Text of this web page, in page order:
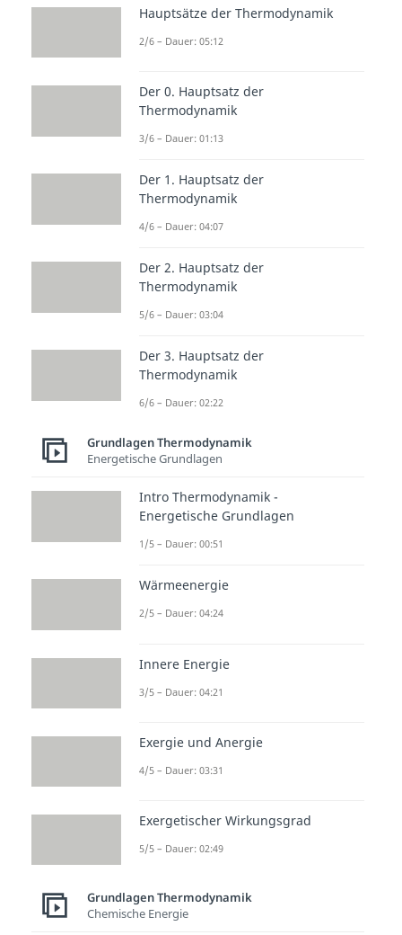
Grundlagen
Thermodynamik
Thermodynamik II
Dauer: 01:22
Gemische - Grundlagen
Gemische - Zustandsgrößen
Feuchte Luft - Grundlagen
Dauer: 04:26
Feuchte Luft - Zustandsgrößen
Dauer: 04:26
Mehrphasengemische - Übung
Dauer: 03:27
Hauptsätze der Thermodynamik
2/6 – Dauer: 05:12
Der 0. Hauptsatz der
Thermodynamik
3/6 – Dauer: 01:13
Der 1. Hauptsatz der
Thermodynamik
4/6 – Dauer: 04:07
Der 2. Hauptsatz der
Thermodynamik
5/6 – Dauer: 03:04
Der 3. Hauptsatz der
Thermodynamik
6/6 – Dauer: 02:22
Grundlagen Thermodynamik
Energetische Grundlagen
Intro Thermodynamik -
Energetische Grundlagen
1/5 – Dauer: 00:51
Wärmeenergie
2/5 – Dauer: 04:24
Innere Energie
3/5 – Dauer: 04:21
Exergie und Anergie
4/5 – Dauer: 03:31
Exergetischer Wirkungsgrad
5/5 – Dauer: 02:49
Grundlagen Thermodynamik
Chemische Energie